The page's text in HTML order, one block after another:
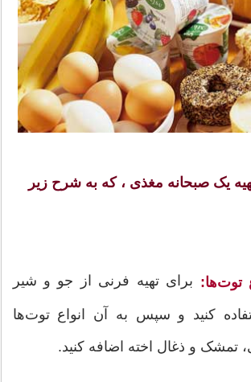
تهیه یک صبحانه مغذی ، که به شرح زیر
برای تهیه فرنی از جو و شیر
کنید و سپس به آن انواع توت‌ها
تمشک و ذغال اخته اضافه کنید.